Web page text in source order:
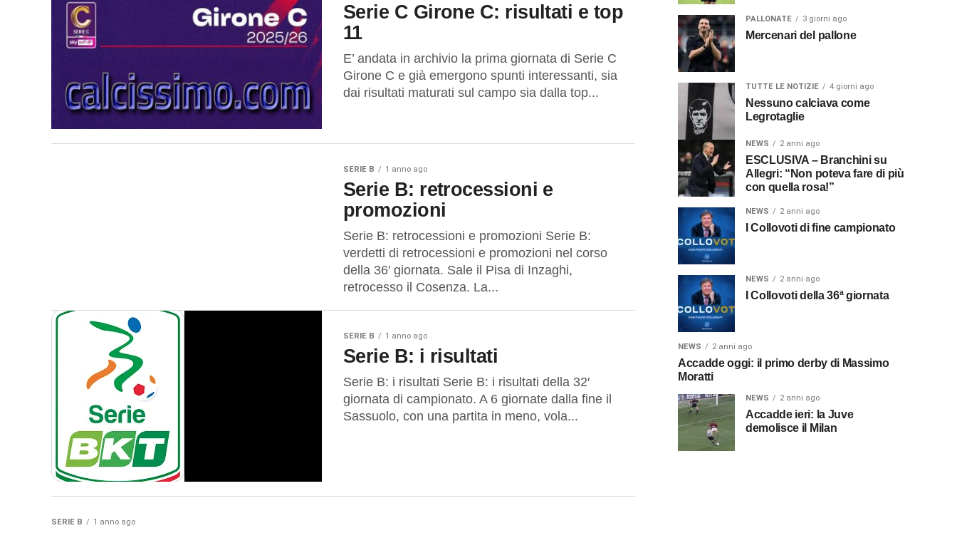
Serie C Girone C: risultati e top
11
E’ andata in archivio la prima giornata di Serie C
Girone C e già emergono spunti interessanti, sia
dai risultati maturati sul campo sia dalla top...
SERIE B 1 anno ago
Serie B: retrocessioni e
promozioni
Serie B: retrocessioni e promozioni Serie B:
verdetti di retrocessioni e promozioni nel corso
della 36′ giornata. Sale il Pisa di Inzaghi,
retrocesso il Cosenza. La...
SERIE B 1 anno ago
Serie B: i risultati
Serie B: i risultati Serie B: i risultati della 32′
giornata di campionato. A 6 giornate dalla fine il
Sassuolo, con una partita in meno, vola...
SERIE B 1 anno ago
PALLONATE 3 giorni ago
Mercenari del pallone
TUTTE LE NOTIZIE 4 giorni ago
Nessuno calciava come
Legrotaglie
NEWS 2 anni ago
ESCLUSIVA – Branchini su
Allegri: “Non poteva fare di più
con quella rosa!”
NEWS 2 anni ago
I Collovoti di fine campionato
NEWS 2 anni ago
I Collovoti della 36ª giornata
NEWS 2 anni ago
Accadde oggi: il primo derby di Massimo
Moratti
NEWS 2 anni ago
Accadde ieri: la Juve
demolisce il Milan